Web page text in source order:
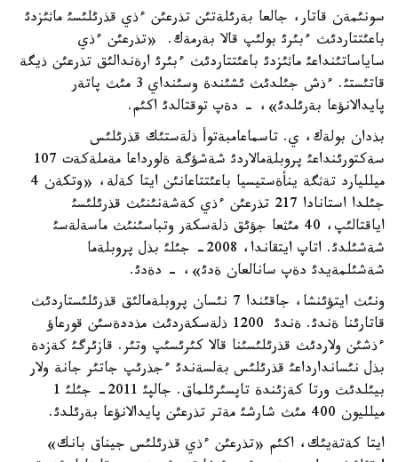
سونئمةن قاتار، جالعا بةرئلةتئن تذرعئن ءذي قذرئلئسئ ماثئزدئ
باعئتتاردئث ءبئرئ بولئپ قالا بةرمةك. «تذرعئن ءذي
ساياساتئنداعئ ماثئزدئ باعئتتاردئث ءبئرئ ارةندالئق تذرعئن ذيگة
قاتئستئ. ءذش جئلدئث ئشئندة وسئنداي 3 مئث پاتةر
پايدالانؤعا بةرئلدئ»، - دةپ توقتالدئ اكئم.
بذدان بولةك، ي. تاسماعامبةتوأ ذلةستئك قذرئلئس
سةكتورئنداعئ پروبلةمالاردئ شةشؤگة ةلورداعا مةملةكةت 107
ميلليارد تةثگة ينأةستيسيا باعئتتاعانئن ايتا كةلة، «وتكةن 4
جئلدا استانادا 217 تذرعئن ءذي كةشةنئنئث قذرئلئسئ
اياقتالئپ، 40 مئثعا جؤئق ذلةسكةر وتباسئنئث ماسةلةسئ
شةشئلدئ. اتاپ ايتقاندا، 2008- جئلئ بذل پروبلةما
شةشئلمةيدئ دةپ سانالعان ةدئ»، - دةدئ.
ونئث ايتؤئنشا، جاقئندا 7 نئسان پروبلةمالئق قذرئلئستاردئث
قاتارئنا ةندئ. ةندئ 1200 ذلةسكةردئث مذددةسئن قورعاؤ
ءذشئن ولاردئث قذرئلئسئنا قالا كئرئسئپ وتئر. قازئرگئ كةزدة
بذل نئساندارداعئ قذرئلئس بةلسةندئ ءجذرئپ جاتئر جانة ولار
بيئلدئث ورتا كةزئندة تاپسئرئلماق. جالپئ 2011- جئلئ 1
ميلليون 400 مئث شارشئ مةتر تذرعئن پايدالانؤعا بةرئلدئ.
ايتا كةتةيئك، اكئم «تذرعئن ءذي قذرئلئس جيناق بانك»